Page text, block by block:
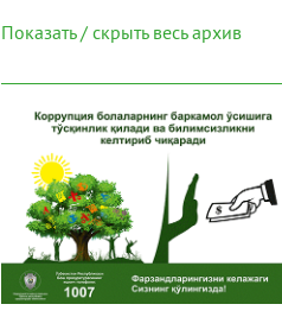
Показать / скрыть весь архив